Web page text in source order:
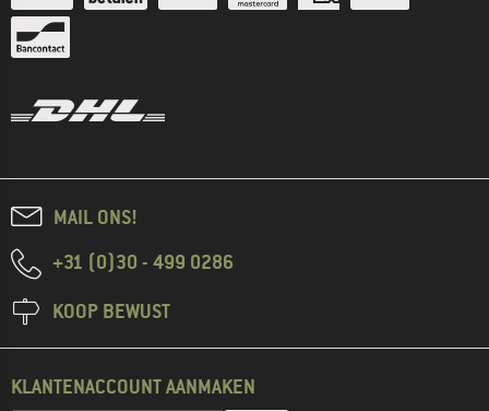
MAIL ONS!
+31 (0)30 - 499 0286
KOOP BEWUST
KLANTENACCOUNT AANMAKEN